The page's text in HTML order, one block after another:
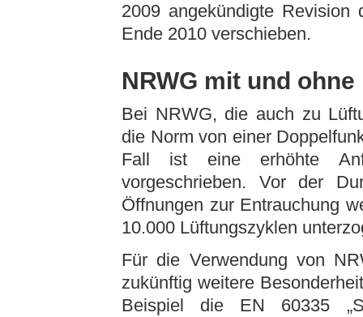
2009 angekündigte Revision
Ende 2010 verschieben.
NRWG mit und
Bei NRWG, die auch zu
die Norm von einer
Fall ist eine erhöhte
vorgeschrieben. Vor der
Öffnungen zur Entrauchung
10.000 Lüftungszyklen
Für die Verwendung von
zukünftig weitere
Beispiel die EN 60335